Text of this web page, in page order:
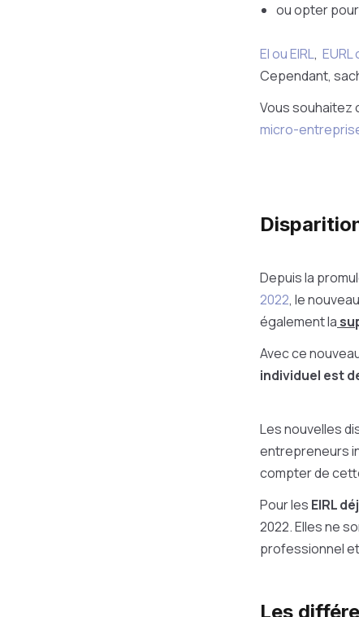
ou opter
EI ou EIRL,
Cependant,
Vous souhaitez
micro-
Depuis la
2022, le
également la
Avec ce
individuel est
Les nouvelles
entrepreneurs
compter de
Pour les EIRL
2022. Elles ne
professionnel
Les